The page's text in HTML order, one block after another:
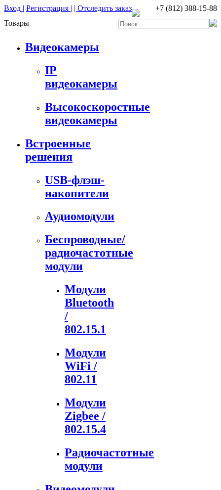
Вход | Регистрация | | Отследить заказ
+7 (812) 388-15-88
Товары
Видеокамеры
IP
видеокамеры
Высокоскоростные
видеокамеры
Встроенные
решения
USB-флэш-
накопители
Аудиомодули
Беспроводные/
радиочастотные
модули
Модули
Bluetooth
/
802.15.1
Модули
WiFi /
802.11
Модули
Zigbee /
802.15.4
Радиочастотные
модули